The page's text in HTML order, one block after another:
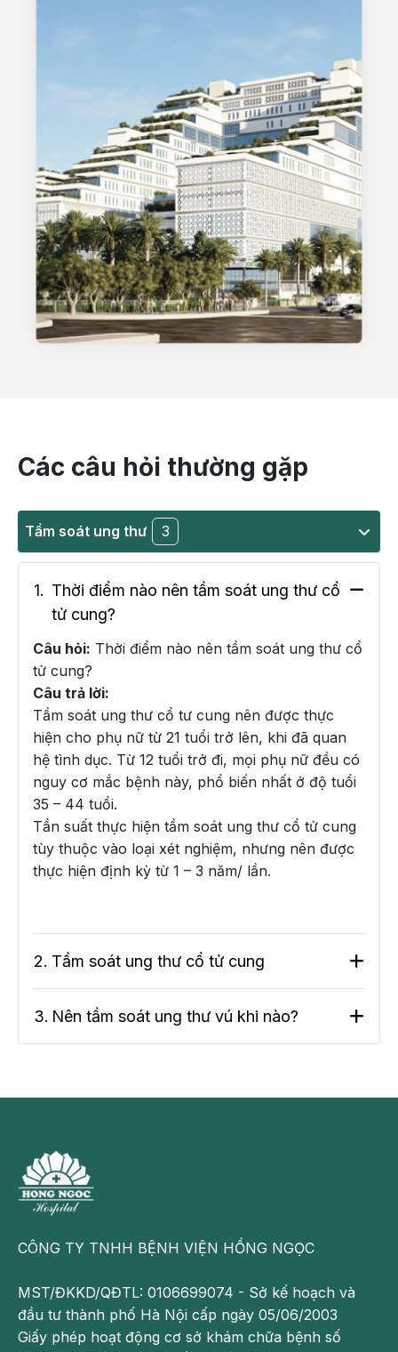
Các câu hỏi thường gặp
Tầm soát ung thư 3
1. Thời điểm nào nên tầm soát ung thư cổ
tử cung?
Câu hỏi: Thời điểm nào nên tầm soát ung thư cổ
tử cung?
Câu trả lời:
Tầm soát ung thư cổ tư cung nên được thực
hiện cho phụ nữ từ 21 tuổi trở lên, khi đã quan
hệ tình dục. Từ 12 tuổi trở đi, mọi phụ nữ đều có
nguy cơ mắc bệnh này, phổ biến nhất ở độ tuổi
35 – 44 tuổi.
Tần suất thực hiện tầm soát ung thư cổ tử cung
tùy thuộc vào loại xét nghiệm, nhưng nên được
thực hiện định kỳ từ 1 – 3 năm/ lần.
2. Tầm soát ung thư cổ tử cung
3. Nên tầm soát ung thư vú khi nào?
CÔNG TY TNHH BỆNH VIỆN HỒNG NGỌC
MST/ĐKKD/QĐTL: 0106699074 - Sở kế hoạch và
đầu tư thành phố Hà Nội cấp ngày 05/06/2003
Giấy phép hoạt động cơ sở khám chữa bệnh số